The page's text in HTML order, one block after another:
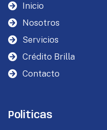
Inicio
Nosotros
Servicios
Crédito Brilla
Contacto
Politicas